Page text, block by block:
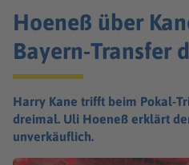
Hoeneß über
Bayern-Transfer
Harry Kane trifft beim Pokal-
dreimal. Uli Hoeneß erklärt
unverkäuflich.